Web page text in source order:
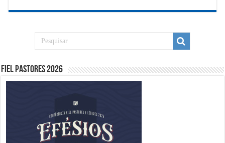
Fiel Pastores 2026